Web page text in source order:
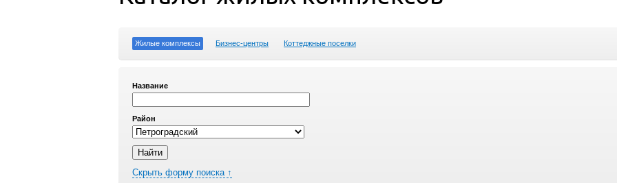
Жилые комплексы Бизнес-центры Коттеджные поселки
Название
Район
Скрыть форму поиска ↑